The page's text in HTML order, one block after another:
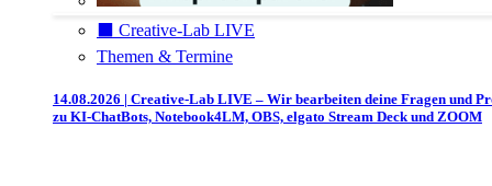
⬛️ Creative-Lab LIVE
Themen & Termine
14.08.2026 | Creative-Lab LIVE – Wir bearbeiten deine Fragen und
zu KI-ChatBots, Notebook4LM, OBS, elgato Stream Deck und ZOOM